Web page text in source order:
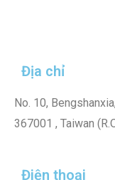
Điện thoại
Địa chỉ
No. 10,
367001 , Taiwan